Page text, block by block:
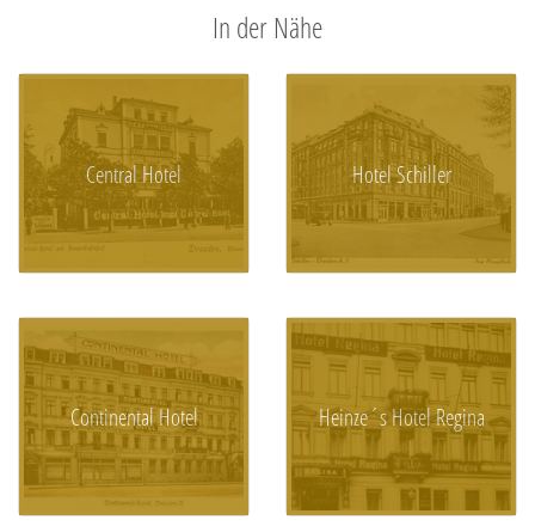
In der Nähe
Central Hotel Hotel Schiller
Continental Hotel Heinze´s Hotel Regina